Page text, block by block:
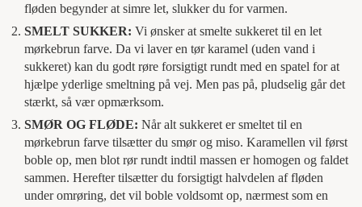
fløden begynder at simre let, slukker du for varmen.
SMELT SUKKER: Vi ønsker at smelte sukkeret til en let
mørkebrun farve. Da vi laver en tør karamel (uden vand i
sukkeret) kan du godt røre forsigtigt rundt med en spatel for at
hjælpe yderlige smeltning på vej. Men pas på, pludselig går det
stærkt, så vær opmærksom.
SMØR OG FLØDE: Når alt sukkeret er smeltet til en
mørkebrun farve tilsætter du smør og miso. Karamellen vil først
boble op, men blot rør rundt indtil massen er homogen og faldet
sammen. Herefter tilsætter du forsigtigt halvdelen af fløden
under omrøring, det vil boble voldsomt op, nærmest som en